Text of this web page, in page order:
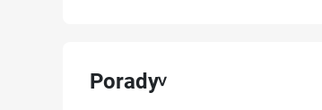
Porady